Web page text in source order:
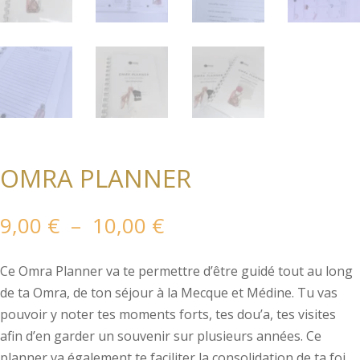
OMRA PLANNER
9,00 € – 10,00 €Plage
prix :
9,00 €
à
10,00 €
Ce Omra Planner va te permettre d’être guidé tout au long
de ta Omra, de ton séjour à la Mecque et Médine. Tu vas
pouvoir y noter tes moments forts, tes dou’a, tes visites
afin d’en garder un souvenir sur plusieurs années. Ce